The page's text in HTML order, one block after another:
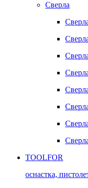
Сверла
TOOLFOR
оснастка,